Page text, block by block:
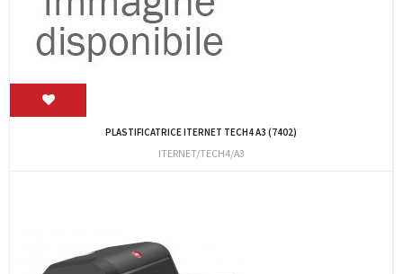
PLASTIFICATRICE ITERNET TECH4 A3 (7402)
ITERNET/TECH4/A3